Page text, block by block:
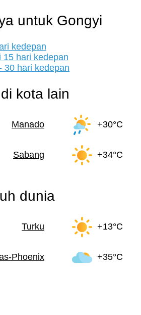
untuk Gongyi
kedepan
15 hari kedepan
30 hari kedepan
kota lain
Manado +30°C
Sabang +34°C
dunia
Turku +13°C
Phoenix +35°C